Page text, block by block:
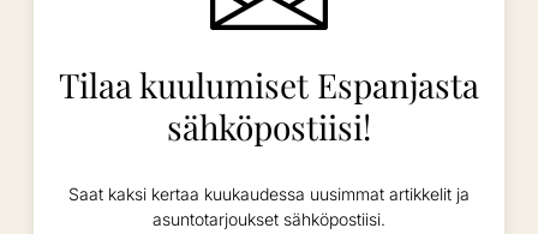
Tilaa kuulumiset Espanjasta
sähköpostiisi!
Saat kaksi kertaa kuukaudessa uusimmat artikkelit ja
asuntotarjoukset sähköpostiisi.